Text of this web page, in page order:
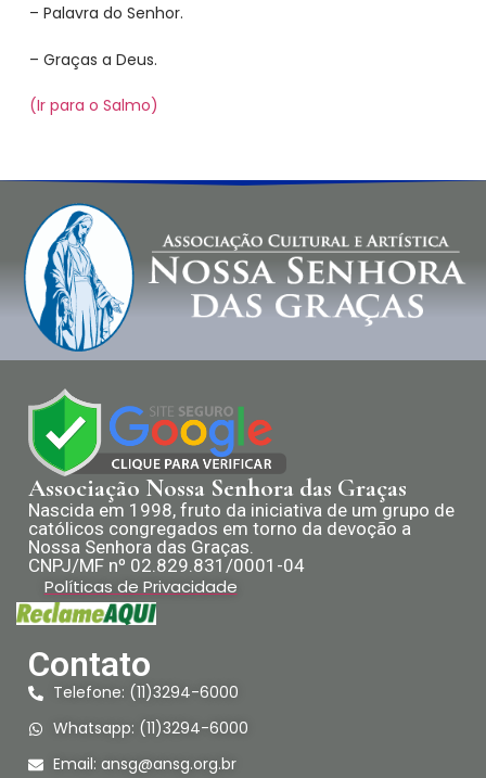
– Palavra do Senhor.
– Graças a Deus.
(Ir para o Salmo)
Associação Nossa Senhora das Graças
Nascida em 1998, fruto da iniciativa de um grupo de
católicos congregados em torno da devoção a
Nossa Senhora das Graças.
CNPJ/MF nº 02.829.831/0001-04
Políticas de Privacidade
Contato
Telefone: (11)3294-6000
Whatsapp: (11)3294-6000
Email: ansg@ansg.org.br